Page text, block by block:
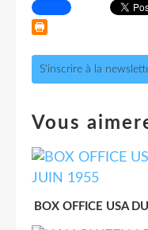
S'inscrire à la
Vous
BOX OFFICE USA